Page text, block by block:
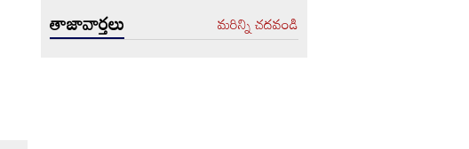
తాజావార్తలు మరిన్ని చదవండి